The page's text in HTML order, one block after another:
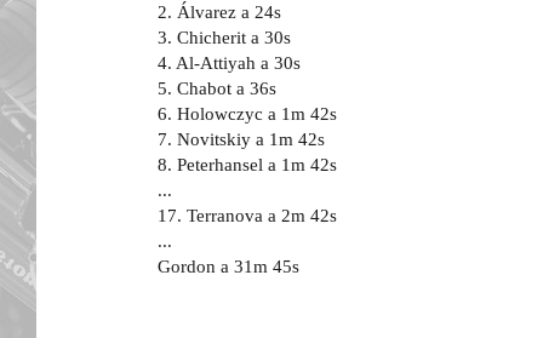
2. Álvarez a 24s
3. Chicherit a 30s
4. Al-Attiyah a 30s
5. Chabot a 36s
6. Holowczyc a 1m 42s
7. Novitskiy a 1m 42s
8. Peterhansel a 1m 42s
...
17. Terranova a 2m 42s
...
Gordon a 31m 45s